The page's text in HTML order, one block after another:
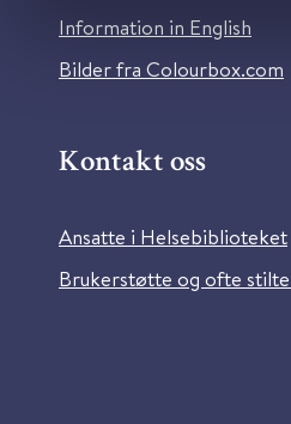
Information in English
Bilder fra Colourbox.com
Kontakt oss
Ansatte i Helsebiblioteket
Brukerstøtte og ofte